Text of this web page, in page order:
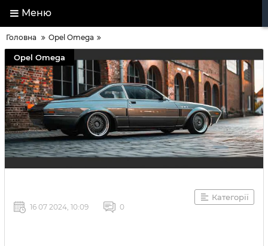
Меню
Головна Opel Omega
Opel Omega
Категорії
16 07 2024, 10:09 0